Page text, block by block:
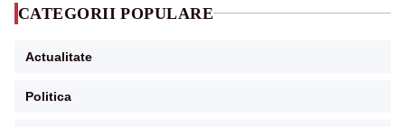
CATEGORII POPULARE
Actualitate
Politica